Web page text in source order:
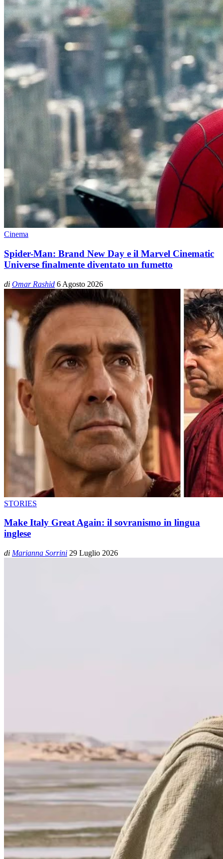
Cinema
Spider-Man: Brand New Day e il Marvel Cinematic
Universe finalmente diventato un fumetto
di Omar Rashid 6 Agosto 2026
STORIES
Make Italy Great Again: il sovranismo in lingua
inglese
di Marianna Sorrini 29 Luglio 2026